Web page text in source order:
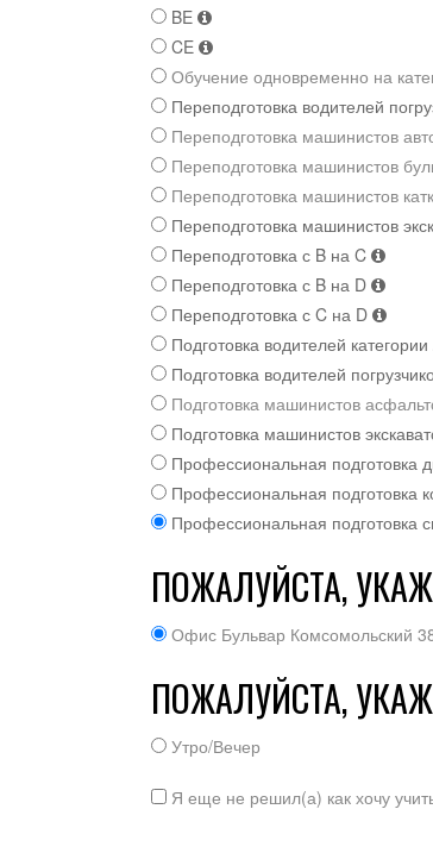
BE
CE
Обучение одновременно на
Переподготовка водителей
Переподготовка машинистов
Переподготовка машинистов
Переподготовка машинистов
Переподготовка машинистов
Переподготовка с B на C
Переподготовка с B на D
Переподготовка с C на D
Подготовка водителей
Подготовка водителей
Подготовка машинистов
Подготовка машинистов
Профессиональная подготовка
Профессиональная подготовка
Профессиональная подготовка
ПОЖАЛУЙСТА,
Офис Бульвар Комсомольский
ПОЖАЛУЙСТА,
Утро/Вечер
Я еще не решил(а) как хочу